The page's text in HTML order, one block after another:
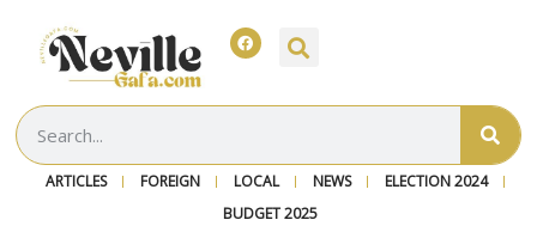
ARTICLES FOREIGN LOCAL NEWS
ELECTION 2024
BUDGET 2025